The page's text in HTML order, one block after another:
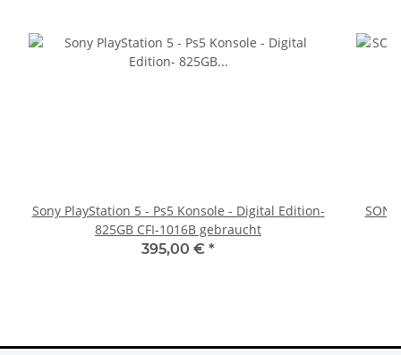
Sony PlayStation 5 - Ps5 Konsole - Digital Edition-
825GB CFI-1016B gebraucht
395,00 € *